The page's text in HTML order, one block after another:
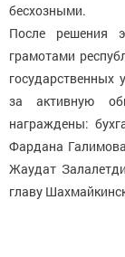
бесхозными.
После решения
грамотами
государственных
за активную
награждены:
Фардана
Жаудат
главу